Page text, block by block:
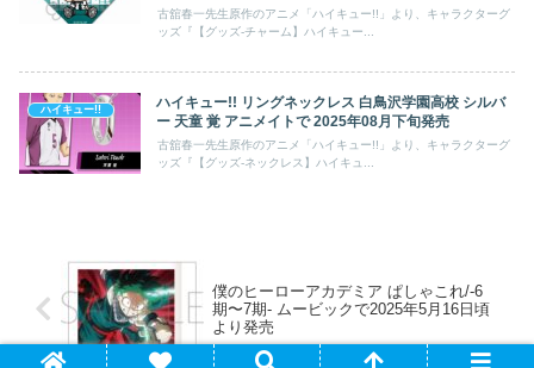
古舘春一先生原作のアニメ「ハイキュー!!」より、キャラクターグ
ッズ『【グッズ-チャーム】ハイキュー...
ハイキュー!!
ハイキュー!! リングネックレス 白鳥沢学園高校 シルバ
ー 天童 覚 アニメイトで 2025年08月下旬発売
古舘春一先生原作のアニメ「ハイキュー!!」より、キャラクターグ
ッズ『【グッズ-ネックレス】ハイキュ...
僕のヒーローアカデミア ぱしゃこれ/-6
期〜7期- ムービックで2025年5月16日頃
より発売